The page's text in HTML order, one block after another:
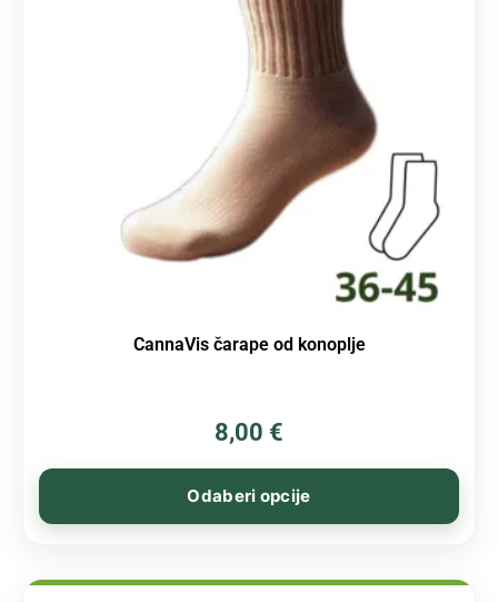
CannaVis čarape od konoplje
8,00 €
Odaberi opcije